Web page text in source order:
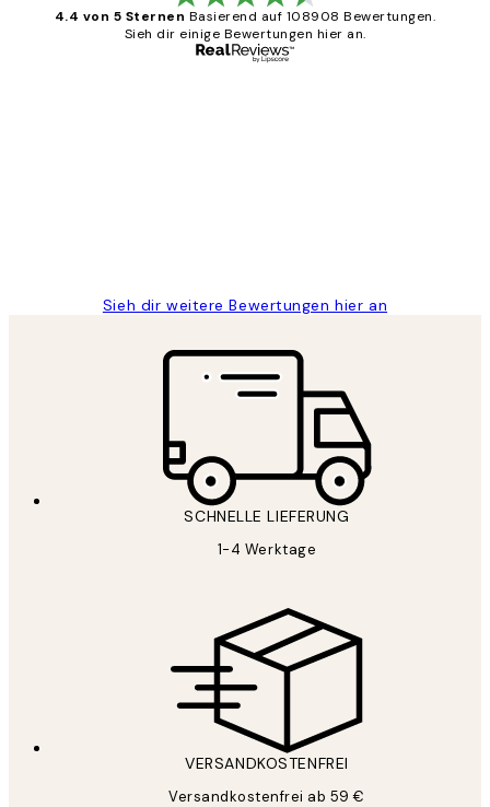
4.4 von 5 Sternen Basierend auf 108908 Bewertungen.
Sieh dir einige Bewertungen hier an.
Sieh dir weitere Bewertungen hier an
SCHNELLE LIEFERUNG
1-4 Werktage
VERSANDKOSTENFREI
Versandkostenfrei ab 59 €